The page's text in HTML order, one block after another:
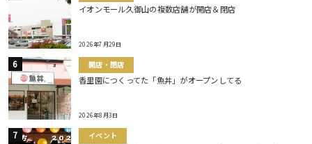
イオンモール久御山の複数店舗が開店＆閉店
2026年7月29日
開店・閉店
香里園につくってた「魚丼」がオープンしてる
2026年8月3日
イベント